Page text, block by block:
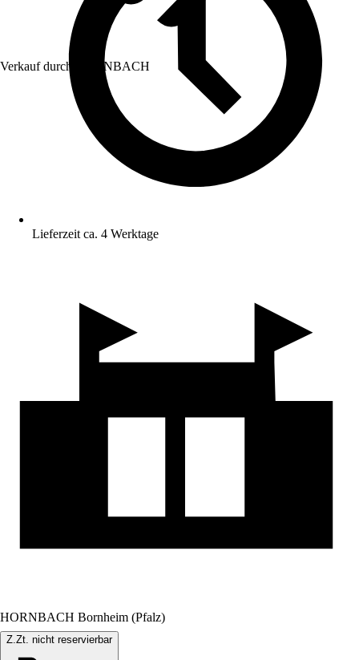
Verkauf durch: HORNBACH
Lieferzeit ca. 4 Werktage
HORNBACH Bornheim (Pfalz)
Z.Zt. nicht reservierbar